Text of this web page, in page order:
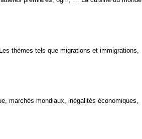
thèmes tels que migrations et immigrations,
marchés mondiaux, inégalités économiques,